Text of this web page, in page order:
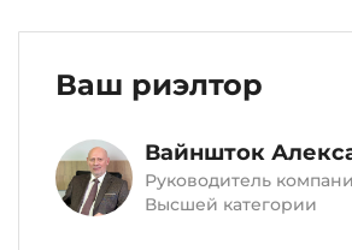
Ваш риэлтор
Вайншток
Руководитель
Высшей категории